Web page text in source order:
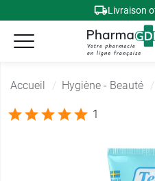
Livraison
Accueil Hygiène - Beauté
1